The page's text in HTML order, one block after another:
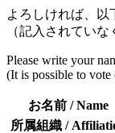
よろしければ、
（記入されてい
Please write your
(It is possible to
お名前 / Name
所属組織 /